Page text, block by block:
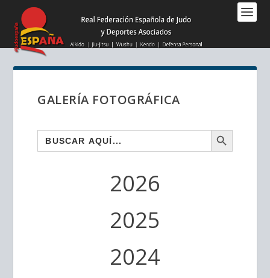
este
sitio
web
GALERÍA FOTOGRÁFICA
Buscar: BOTÓN DE BÚSQUEDA
2026
2025
2024